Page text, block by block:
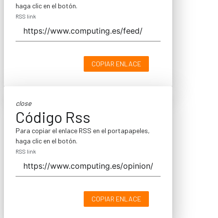
haga clic en el botón.
RSS link
COPIAR ENLACE
close
Código Rss
Para copiar el enlace RSS en el portapapeles,
haga clic en el botón.
RSS link
COPIAR ENLACE